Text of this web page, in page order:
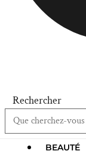
Rechercher
BEAUTÉ